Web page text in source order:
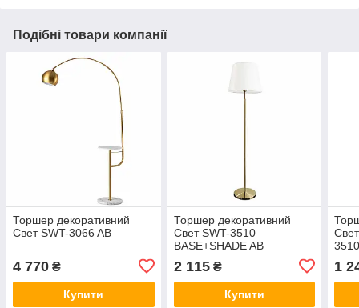
Подібні товари компанії
Торшер декоративний
Свет SWT-3066 AB
4 770 ₴
Купити
Торшер декоративний
Свет SWT-3510
BASE+SHADE AB
2 115₴
Купити
1